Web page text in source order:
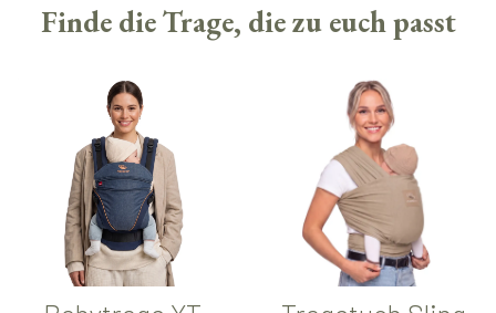
Finde die Trage, die zu euch passt